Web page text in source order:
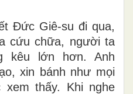
Đức Giê-su đi qua,
cứu chữa, người ta
kêu lớn hơn. Anh
xin bánh như mọi
thấy. Khi nghe